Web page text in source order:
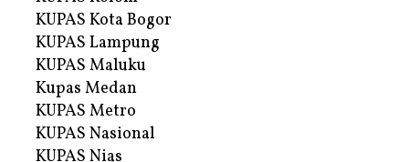
KUPAS Kota Bogor
KUPAS Lampung
KUPAS Maluku
Kupas Medan
KUPAS Metro
KUPAS Nasional
KUPAS Nias